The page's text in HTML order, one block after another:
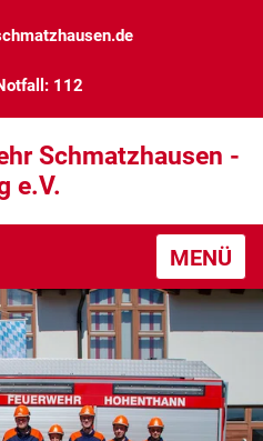
112
Schmatzhausen -
e.V.
MENÜ